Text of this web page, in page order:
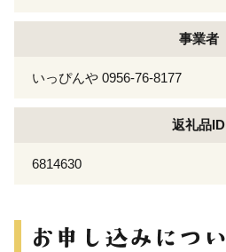
事業者
いっぴんや 0956-76-8177
返礼品ID
6814630